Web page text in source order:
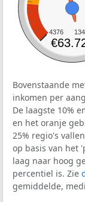
4376
Bovenstaande
inkomen per
De laagste 10%
en het oranje
25% regio's
op basis van het
laag naar hoog
percentiel is. Zie
gemiddelde,